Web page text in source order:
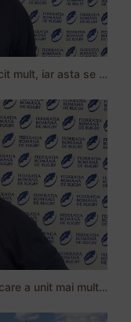
Stejarul Logan Weidner: Echipa a muncit mult, iar asta se va vedea în meciurile de la Nations Cup
Stejarul Iulian Hartig: A fost un turneu care a unit mai mult echipa